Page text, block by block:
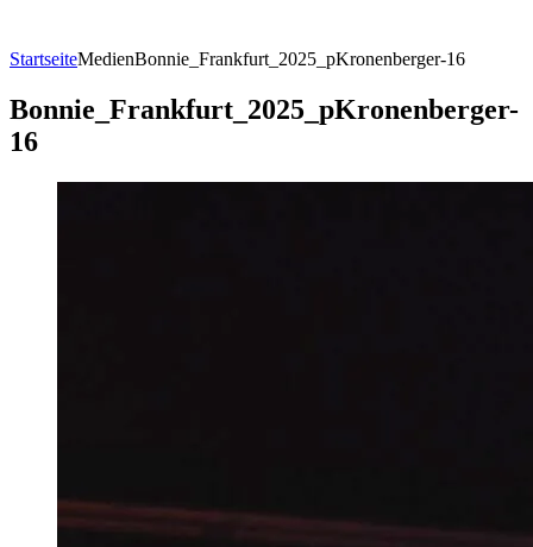
StartseiteMedienBonnie_Frankfurt_2025_pKronenberger-16
Bonnie_Frankfurt_2025_pKronenberger-
16